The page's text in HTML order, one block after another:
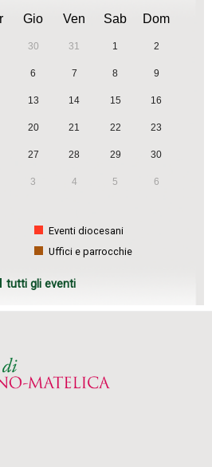
Gio Ven Sab Dom
30 31 1 2
6 7 8 9
13 14 15 16
20 21 22 23
27 28 29 30
3 4 5 6
Eventi diocesani
Uffici e parrocchie
tutti gli eventi